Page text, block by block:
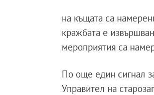
на къщата са
кражбата е
мероприятия са
По още един сигнал
Управител на